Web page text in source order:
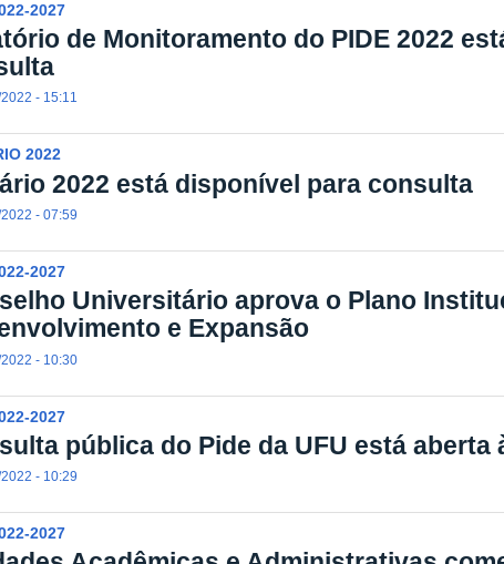
2027
de Monitoramento do PIDE 2022
- 15:11
2022
2022 está disponível para consulta
- 07:59
2027
Universitário aprova o Plano
e Expansão
- 10:30
2027
pública do Pide da UFU está aberta
- 10:29
2027